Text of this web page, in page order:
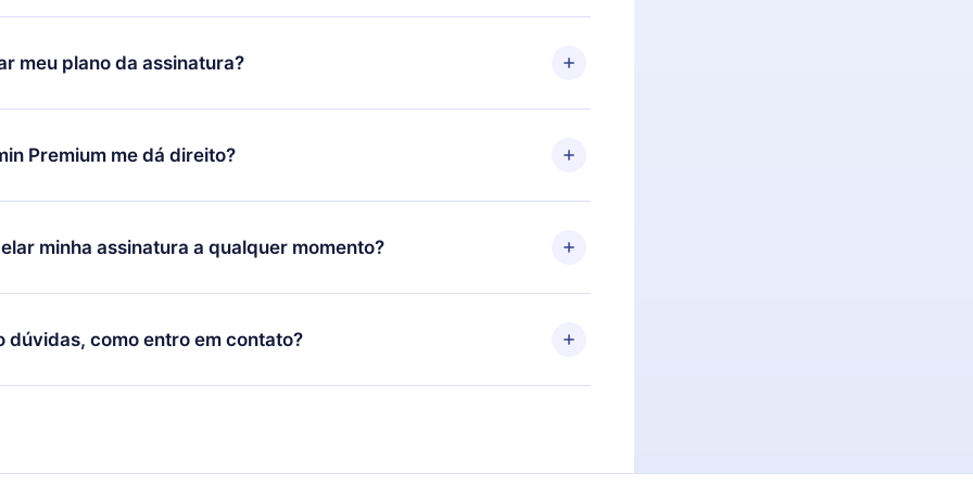
nosso aplicativo e começar a aproveitar nossa biblioteca. Se por algum
satisfeito com nossa plataforma, basta entrar em contato com nossa
(contato@12min.com) em até 7 dias após a compra e solicitar o
meu plano da assinatura?
só se aplicará a partir do próximo período de cobrança. Por
decidiu mudar sua assinatura mensal para anual, após confirmar a
o plano anual, o novo plano só será aplicado e cobrado após o aniversário
Premium me dá direito?
é um plano que te garante acesso a toda nossa biblioteca de 2500+
em 3 línguas (Inglês, espanhol e português) que você pode ler ou
momento através do nosso aplicativo disponível para iOS, Android e
minha assinatura a qualquer momento?
por não renovar sua assinatura do 12min, você pode cancelar a
e o próximo ciclo de cobrança não ocorrerá.
dúvidas, como entro em contato?
para entrar em contato porsupport@12min.com.